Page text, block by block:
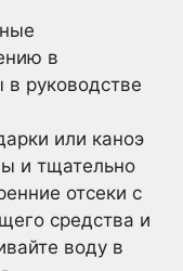
в
руководстве
или каноэ
и тщательно
отсеки с
средства и
воду в